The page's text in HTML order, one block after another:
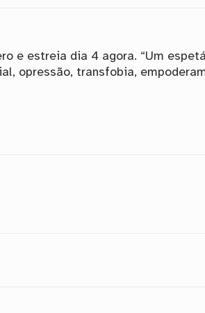
e estreia dia 4 agora. “Um
opressão, transfobia,